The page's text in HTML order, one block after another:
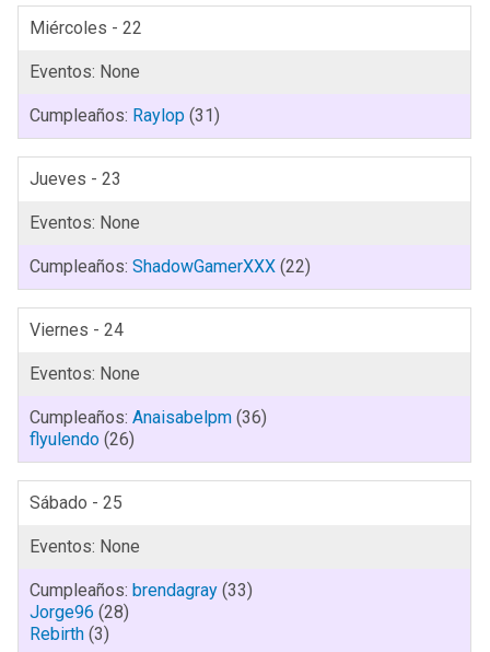
Miércoles - 22
Raylop (31)
Jueves - 23
ShadowGamerXXX (22)
Viernes - 24
Anaisabelpm (36)
flyulendo (26)
Sábado - 25
brendagray (33)
Jorge96 (28)
Rebirth (3)